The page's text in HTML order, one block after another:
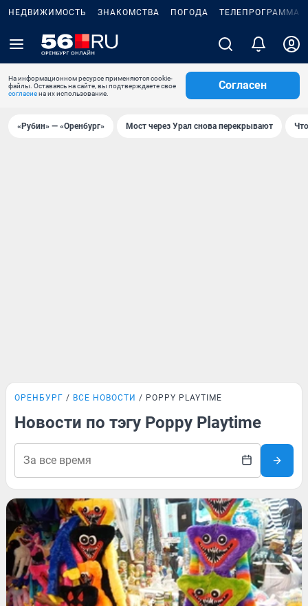
НЕДВИЖИМОСТЬ ЗНАКОМСТВА ПОГОДА ТЕЛЕПРОГРАММА
На информационном ресурсе применяются cookie-
файлы. Оставаясь на сайте, вы подтверждаете свое
согласиена их использование.
Согласен
«Рубин» — «Оренбург» Мост через Урал снова перекрывают
ОРЕНБУРГ ВСЕ НОВОСТИ POPPY PLAYTIME
Новости по тэгу Poppy Playtime